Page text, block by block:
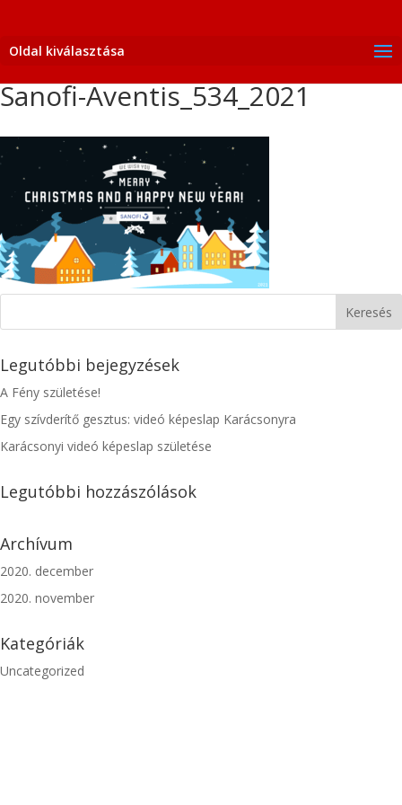
Oldal kiválasztása
Sanofi-Aventis_534_2021
Legutóbbi bejegyzések
A Fény születése!
Egy szívderítő gesztus: videó képeslap Karácsonyra
Karácsonyi videó képeslap születése
Legutóbbi hozzászólások
Archívum
2020. december
2020. november
Kategóriák
Uncategorized